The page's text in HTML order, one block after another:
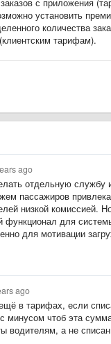
установить
количества
тарифам).
ago
отдельную службу
пассажиров
низкой комиссией.
для
для мотивации
ago
в тарифах, если
минусом чтоб эта
водителям, а не